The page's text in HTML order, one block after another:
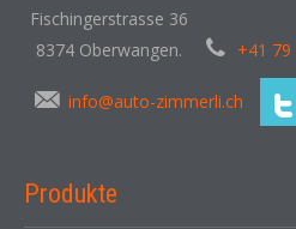
Fischingerstrasse 36
8374 Oberwangen.
+41 79
info@auto-zimmerli.ch
Produkte